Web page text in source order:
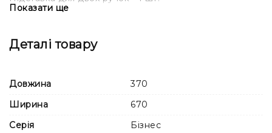
Візитниця холдер - 1 шт.
Показати ще
Деталі товару
Довжина
370
Ширина
670
Серія
Бізнес